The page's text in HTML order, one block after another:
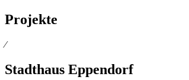
Projekte
⁄
Stadthaus Eppendorf